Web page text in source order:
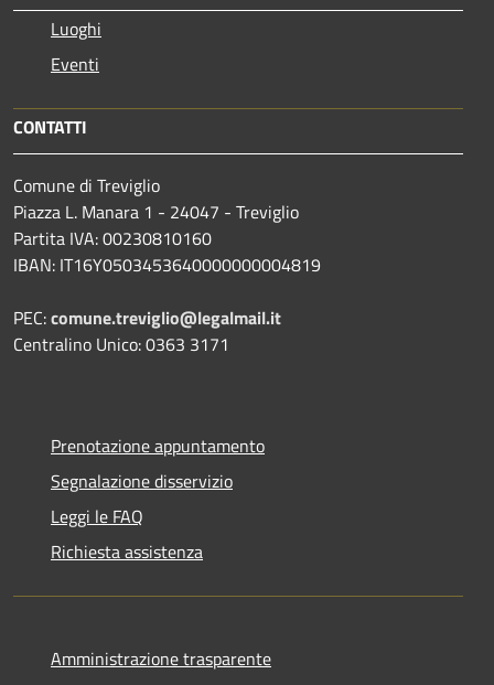
Luoghi
Eventi
CONTATTI
Comune di Treviglio
Piazza L. Manara 1 - 24047 - Treviglio
Partita IVA: 00230810160
IBAN: IT16Y0503453640000000004819
PEC:comune.treviglio@legalmail.it
Centralino Unico: 0363 3171
Prenotazione appuntamento
Segnalazione disservizio
Leggi le FAQ
Richiesta assistenza
Amministrazione trasparente